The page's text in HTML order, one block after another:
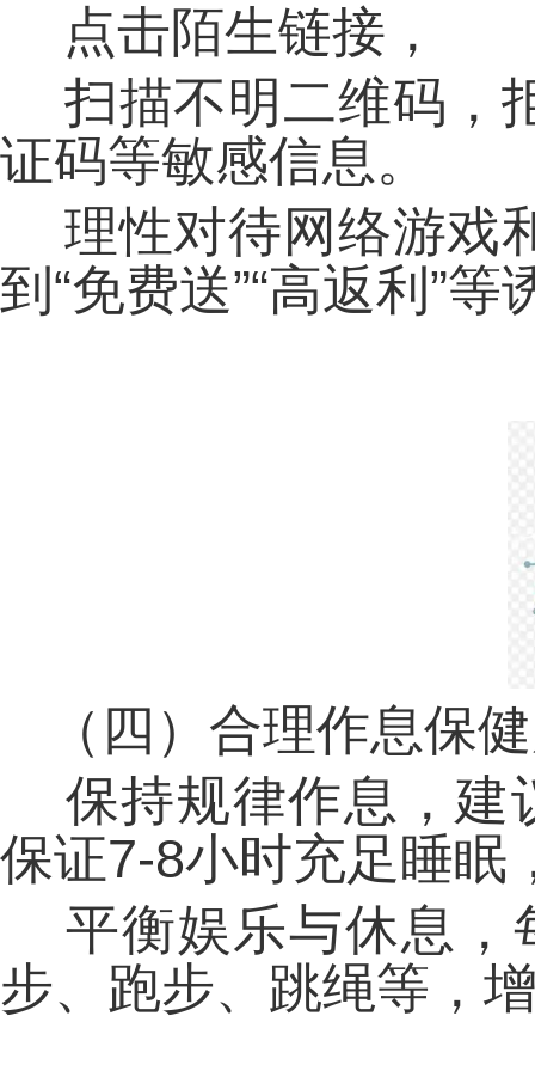
点击陌生链接，
扫描不明二维码，
证码等敏感信息。
理性对待网络游戏
到“免费送”“高返利”
（四）合理作息保
保持规律作息，建
保证7-8小时充足睡眠
平衡娱乐与休息，
步、跑步、跳绳等，